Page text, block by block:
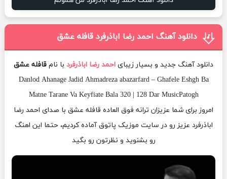
دانلود آهنگ احمد رضا اباذرفرد قافله عشق
دانلود آهنگ جدید و بسیار زیبای احمد رضا اباذرفرد با نام قافله عشق
Danlod Ahanage Jadid Ahmadreza abazarfard – Ghafele Eshgh Ba
Matne Tarane Va Keyfiate Bala 320 | 128 Dar MusicPatogh
امروز برای شما عزیزان ترانه فوق العاده قافله عشق با صدای احمد رضا
اباذرفرد عزیز رو در سایت موزیک پاتوق آماده کردیم، حتما این اهنگ
رو بشنوید و نظرتون رو بگید